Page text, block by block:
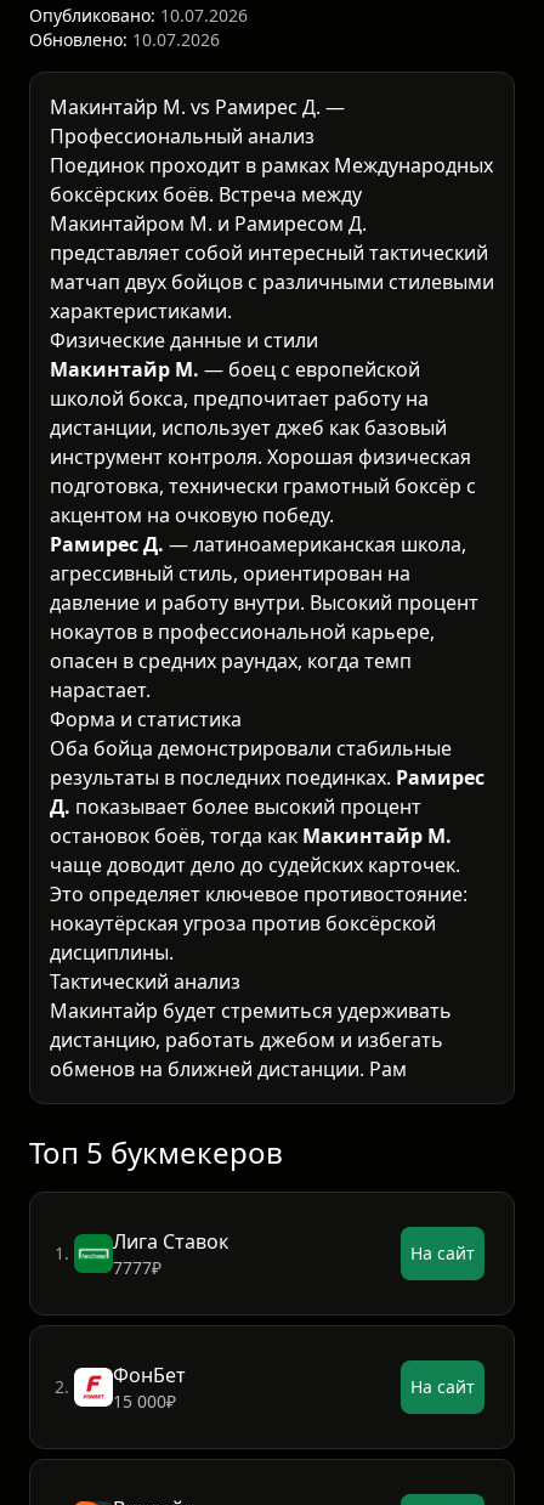
Опубликовано: 10.07.2026
Обновлено: 10.07.2026
Макинтайр М. vs Рамирес Д. —
Профессиональный анализ
Поединок проходит в рамках Международных
боксёрских боёв. Встреча между
Макинтайром М. и Рамиресом Д.
представляет собой интересный тактический
матчап двух бойцов с различными стилевыми
характеристиками.
Физические данные и стили
Макинтайр М. — боец с европейской
школой бокса, предпочитает работу на
дистанции, использует джеб как базовый
инструмент контроля. Хорошая физическая
подготовка, технически грамотный боксёр с
акцентом на очковую победу.
Рамирес Д. — латиноамериканская школа,
агрессивный стиль, ориентирован на
давление и работу внутри. Высокий процент
нокаутов в профессиональной карьере,
опасен в средних раундах, когда темп
нарастает.
Форма и статистика
Оба бойца демонстрировали стабильные
результаты в последних поединках. Рамирес
Д. показывает более высокий процент
остановок боёв, тогда как Макинтайр М.
чаще доводит дело до судейских карточек.
Это определяет ключевое противостояние:
нокаутёрская угроза против боксёрской
дисциплины.
Тактический анализ
Макинтайр будет стремиться удерживать
дистанцию, работать джебом и избегать
обменов на ближней дистанции. Рамирес
будет давить, сокращать дистанцию и искать
Топ 5 букмекеров
1.
7777₽
На сайт
2.
15 000₽
На сайт